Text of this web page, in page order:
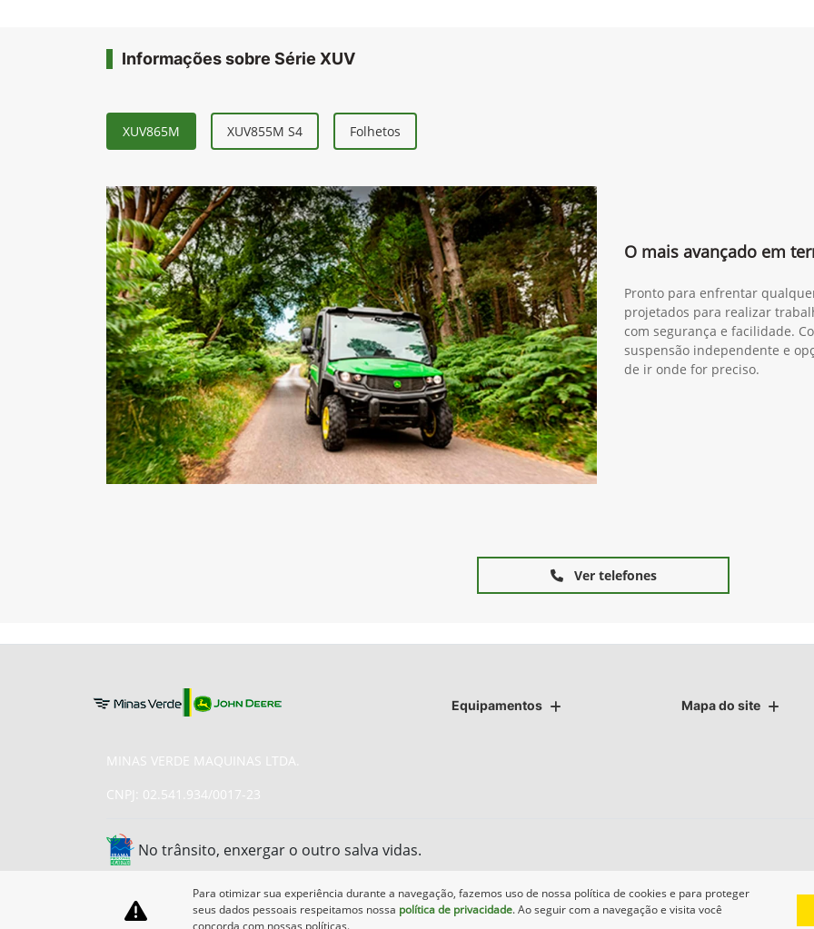
Informações sobre Série XUV
XUV865M XUV855M S4 Folhetos
O mais avançado em
Pronto para enfrentar
projetados para realizar
com segurança e facilidade.
suspensão independente e
de ir onde for preciso.
Ver telefones
Equipamentos Mapa do site
MINAS VERDE MAQUINAS LTDA.
CNPJ: 02.541.934/0017-23
No trânsito, enxergar o outro salva vidas.
Para otimizar sua experiência durante a navegação, fazemos uso de nossa política de cookies e para proteger
seus dados pessoais respeitamos nossa política de privacidade. Ao seguir com a navegação e visita você
concorda com nossas políticas.